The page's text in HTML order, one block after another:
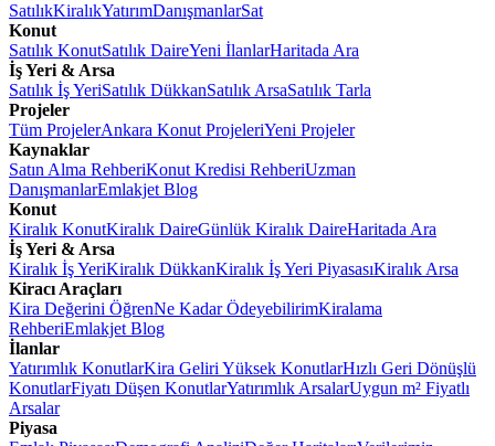
SatılıkKiralıkYatırımDanışmanlarSat
Konut
Satılık KonutSatılık DaireYeni İlanlarHaritada Ara
İş Yeri & Arsa
Satılık İş YeriSatılık DükkanSatılık ArsaSatılık Tarla
Projeler
Tüm ProjelerAnkara Konut ProjeleriYeni Projeler
Kaynaklar
Satın Alma RehberiKonut Kredisi RehberiUzman
DanışmanlarEmlakjet Blog
Konut
Kiralık KonutKiralık DaireGünlük Kiralık DaireHaritada Ara
İş Yeri & Arsa
Kiralık İş YeriKiralık DükkanKiralık İş Yeri PiyasasıKiralık Arsa
Kiracı Araçları
Kira Değerini ÖğrenNe Kadar ÖdeyebilirimKiralama
RehberiEmlakjet Blog
İlanlar
Yatırımlık KonutlarKira Geliri Yüksek KonutlarHızlı Geri Dönüşlü
KonutlarFiyatı Düşen KonutlarYatırımlık ArsalarUygun m² Fiyatlı
Arsalar
Piyasa